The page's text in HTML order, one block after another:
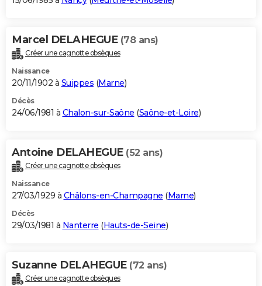
Marcel DELAHEGUE (78 ans)
Créer une cagnotte obsèques
Naissance
20/11/1902 à Suippes (Marne)
Décès
24/06/1981 à Chalon-sur-Saône (Saône-et-Loire)
Antoine DELAHEGUE (52 ans)
Créer une cagnotte obsèques
Naissance
27/03/1929 à Châlons-en-Champagne (Marne)
Décès
29/03/1981 à Nanterre (Hauts-de-Seine)
Suzanne DELAHEGUE (72 ans)
Créer une cagnotte obsèques